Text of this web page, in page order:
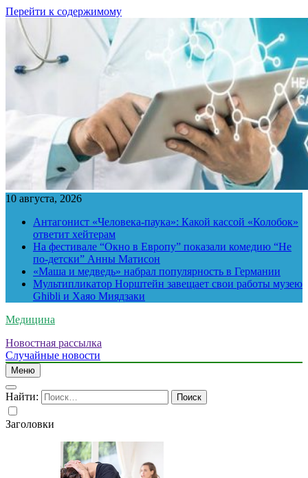
Перейти к содержимому
10 августа, 2026
Антагонист «Человека-паука»: Какой кассой «Колобок»
ответит хейтерам
На фестивале “Окно в Европу” показали комедию “Не
по-детски” Анны Матисон
«Маша и медведь» набрал популярность в Германии
Мультипликатор Норштейн завещает свои работы музею
Ghibli и Хаяо Миядзаки
Медицина
Новостная рассылка
Случайные новости
Меню
Найти:
Заголовки